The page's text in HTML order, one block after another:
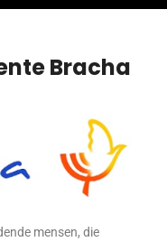
Bracha
mensen, die